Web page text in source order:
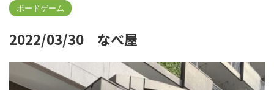
ボードゲーム
2022/03/30 なべ屋